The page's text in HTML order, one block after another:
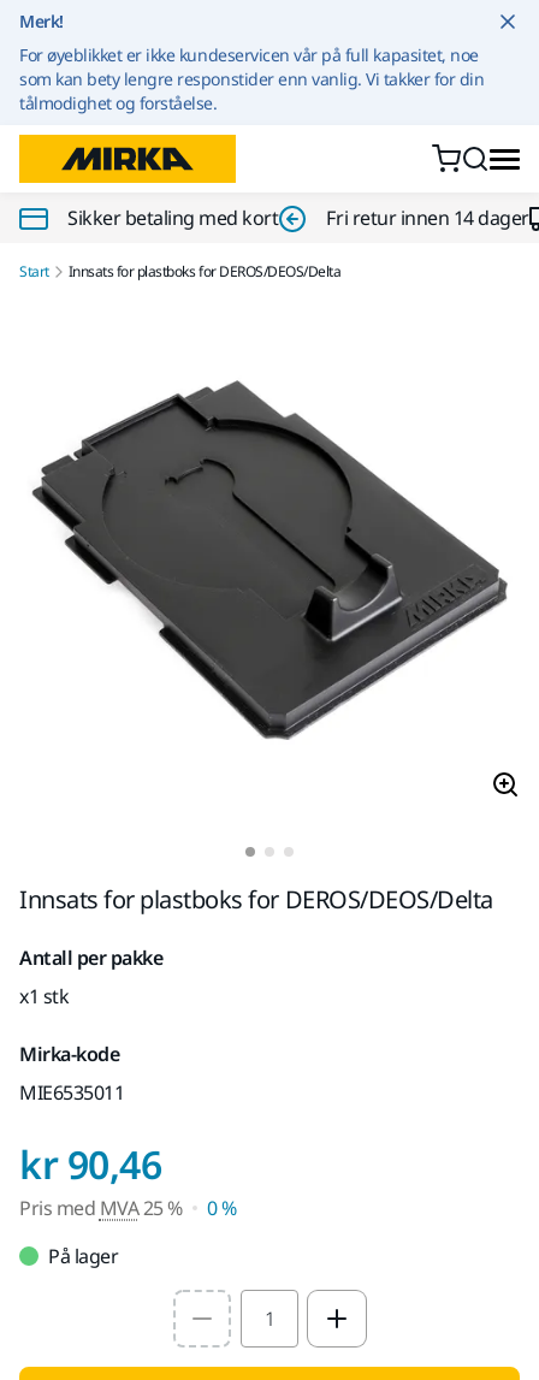
Merk!
For øyeblikket er ikke kundeservicen vår på full kapasitet, noe
som kan bety lengre responstider enn vanlig. Vi takker for din
tålmodighet og forståelse.
Sikker betaling med kort Fri retur innen 14 dager
Start Innsats for plastboks for DEROS/DEOS/Delta
Innsats for plastboks for DEROS/DEOS/Delta
Antall per pakke
x1 stk
Mirka-kode
MIE6535011
kr 90,46Pris med MVA 25 %
Pris med MVA25 %
0 %
På lager
Select quantity value